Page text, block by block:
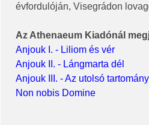
évfordulóján, Visegrádon
Az Athenaeum Kiadónál
Anjouk I. - Liliom és vér
Anjouk II. - Lángmarta dél
Anjouk III. - Az utolsó
Non nobis Domine